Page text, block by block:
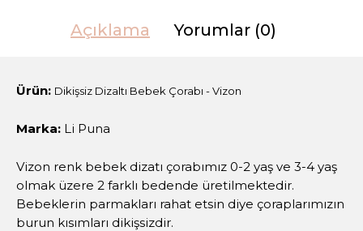
Açıklama Yorumlar (0)
Ürün: Dikişsiz Dizaltı Bebek Çorabı - Vizon
Marka: Li Puna
Vizon renk bebek dizatı çorabımız 0-2 yaş ve 3-4 yaş
olmak üzere 2 farklı bedende üretilmektedir.
Bebeklerin parmakları rahat etsin diye çoraplarımızın
burun kısımları dikişsizdir.